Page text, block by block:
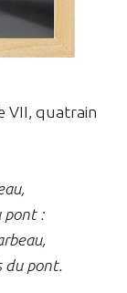
VII, quatrain
pont :
du pont.